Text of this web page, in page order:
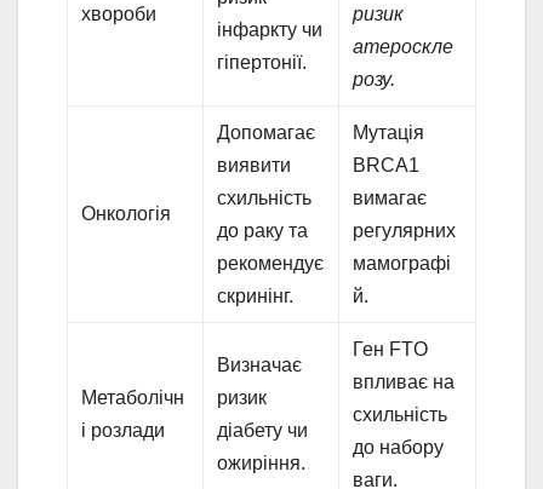
хвороби
інфаркту чи
гіпертонії.
ризик
атероскле
розу.
Онкологія
Допомагає
виявити
схильність
до раку та
рекомендує
скринінг.
Мутація
BRCA1
вимагає
регулярних
мамографі
й.
Метаболічн
і розлади
Визначає
ризик
діабету чи
ожиріння.
Ген FTO
впливає на
схильність
до набору
ваги.